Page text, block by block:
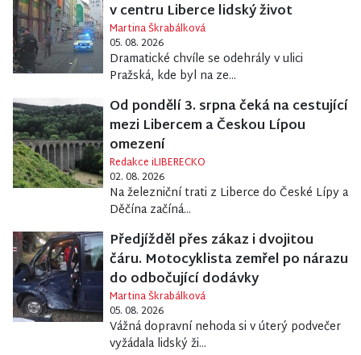
v centru Liberce lidský život
Martina Škrabálková
05. 08. 2026
Dramatické chvíle se odehrály v ulici
Pražská, kde byl na ze...
Od pondělí 3. srpna čeká na cestující
mezi Libercem a Českou Lípou
omezení
Redakce iLIBERECKO
02. 08. 2026
Na železniční trati z Liberce do České Lípy a
Děčína začíná...
Předjížděl přes zákaz i dvojitou
čáru. Motocyklista zemřel po nárazu
do odbočující dodávky
Martina Škrabálková
05. 08. 2026
Vážná dopravní nehoda si v úterý podvečer
vyžádala lidský ži...